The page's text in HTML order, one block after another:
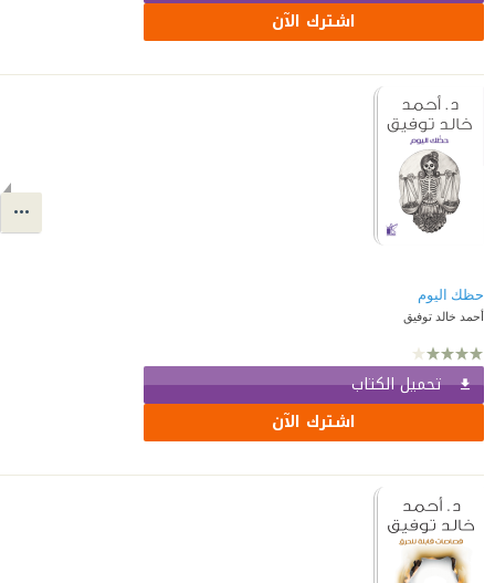
اشترك الآن
حظك اليوم
أحمد خالد توفيق
تحميل الكتاب
اشترك الآن